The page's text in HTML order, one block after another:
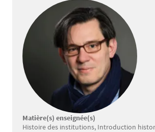
Matière(s) enseignée(s)
Histoire des institutions, Introduction